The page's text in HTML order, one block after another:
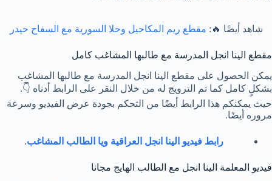
شاهد أيضًا 🔥: مقطع ريم المكاحيل وحلا السورية مع السفاح حيدر
مقطع الينا انجل المدرسة مع طالبها المشاغب كامل
يمكن الحصول على مقطع الينا انجل المدرسة مع طالبها المشاغب
بشكلٍ كامل كما تم الترويج له من خلال النقر على الرابط أدناه 👇.
حيث يمكنكم هذا الرابط أيضًا من التحكم بجودة عرض الفيديو وسرعة
مروره أيضًا.
رابط فيديو الينا انجل العراقية ويا الطالب المشاغب.
فيديو المعلمة الينا انجل مع الطالب الهايج مجانا